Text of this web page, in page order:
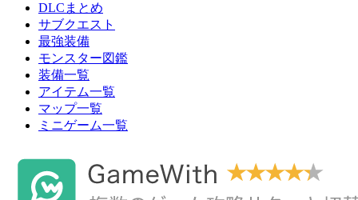
DLCまとめ
サブクエスト
最強装備
モンスター図鑑
装備一覧
アイテム一覧
マップ一覧
ミニゲーム一覧